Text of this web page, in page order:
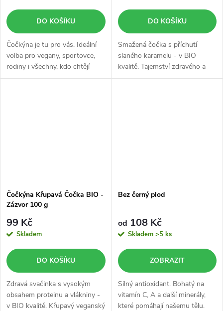
DO KOŠÍKU
Čočkýna je tu pro vás. Ideální
volba pro vegany, sportovce,
rodiny i všechny, kdo chtějí
mlsat chytřeji. To vše v Bio
DO KOŠÍKU
Smažená čočka s příchutí
slaného karamelu - v BIO
kvalitě. Tajemství zdravého a
chutného snacku, který objevíte
Čočkýna Křupavá Čočka BIO -
Zázvor 100 g
99 Kč
Skladem
DO KOŠÍKU
Zdravá svačinka s vysokým
obsahem proteinu a vlákniny -
v BIO kvalitě. Křupavý veganský
Bez černý plod
od 108 Kč
Skladem >5 ks
ZOBRAZIT
Silný antioxidant. Bohatý na
vitamín C, A a další minerály,
které pomáhají našemu tělu.